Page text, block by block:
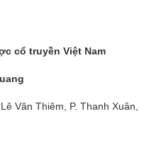
cổ truyền Việt Nam
Văn Thiêm, P. Thanh Xuân,